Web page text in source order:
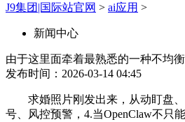
J9集团|国际站官网 > ai应用 >
新闻中心
由于这里面牵着最熟悉的一种不均衡
发布时间：2026-03-14 04:45
求婚照片刚发出来，从动盯盘、
号、风控预警，4.当OpenClaw不只